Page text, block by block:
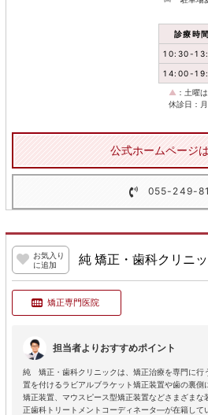
診療時間
10:30-
14:00-
▲ ：土曜
休診日：
公式ホームページ
055-249-
お気入り
に追加
純 矯正・歯科クリニ
矯正専門医院
担当者よりおすすめポイント
純 矯正・歯科クリニックは、矯正治療を専門に行
置を付けるラビアルブラケット矯正装置や歯の裏側
矯正装置、マウスピース型矯正装置などさまざま
正歯科トリートメントコーディネータ―が在籍して